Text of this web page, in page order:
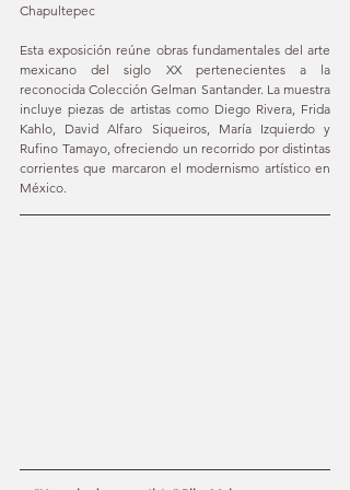
Chapultepec
Esta exposición reúne obras fundamentales del arte
mexicano del siglo XX pertenecientes a la
reconocida Colección Gelman Santander. La muestra
incluye piezas de artistas como Diego Rivera, Frida
Kahlo, David Alfaro Siqueiros, María Izquierdo y
Rufino Tamayo, ofreciendo un recorrido por distintas
corrientes que marcaron el modernismo artístico en
México.